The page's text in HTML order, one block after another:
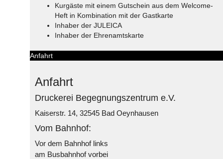
Kurgäste mit einem Gutschein aus dem Welcome-
Heft in Kombination mit der Gastkarte
Inhaber der JULEICA
Inhaber der Ehrenamtskarte
Anfahrt
Anfahrt
Druckerei Begegnungszentrum e.V.
Kaiserstr. 14, 32545 Bad Oeynhausen
Vom Bahnhof:
Vor dem Bahnhof links
am Busbahnhof vorbei